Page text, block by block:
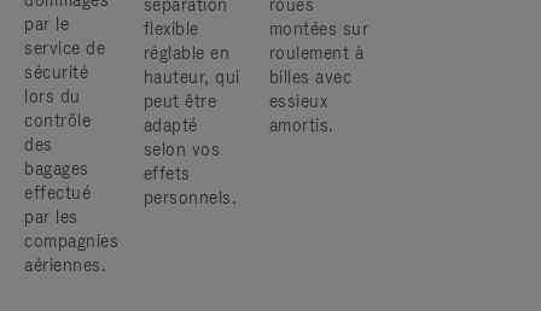
par le
service de
sécurité
lors du
contrôle
des
bagages
effectué
par les
compagnies
aériennes.
séparation
flexible
réglable en
hauteur, qui
peut être
adapté
selon vos
effets
personnels.
roues
montées sur
roulement à
billes avec
essieux
amortis.